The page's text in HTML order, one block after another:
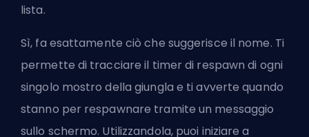
lista.
Sì, fa esattamente ciò che suggerisce il nome. Ti
permette di tracciare il timer di respawn di ogni
singolo mostro della giungla e ti avverte quando
stanno per respawnare tramite un messaggio
sullo schermo. Utilizzandola, puoi iniziare a